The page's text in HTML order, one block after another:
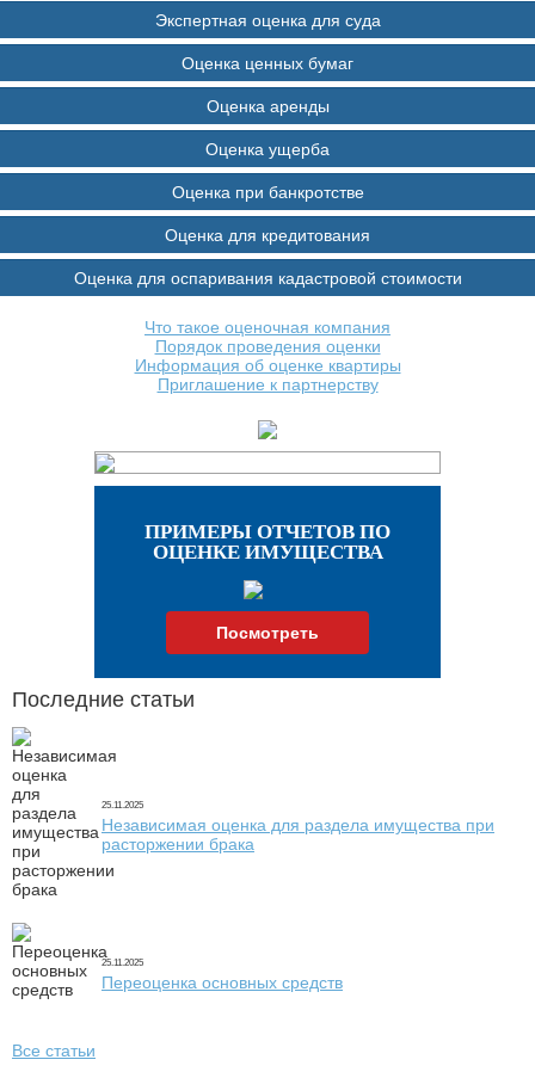
Экспертная оценка для суда
Оценка ценных бумаг
Оценка аренды
Оценка ущерба
Оценка при банкротстве
Оценка для кредитования
Оценка для оспаривания кадастровой стоимости
Что такое оценочная компания
Порядок проведения оценки
Информация об оценке квартиры
Приглашение к партнерству
ПРИМЕРЫ ОТЧЕТОВ ПО
ОЦЕНКЕ ИМУЩЕСТВА
Посмотреть
Последние статьи
25.11.2025
Независимая оценка для раздела имущества при
расторжении брака
25.11.2025
Переоценка основных средств
Все статьи